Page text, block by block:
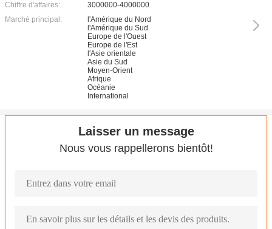
Chiffre d'affaires:
3000000-4000000
Marché principal:
l'Amérique du Nord
l'Amérique du Sud
Europe de l'Ouest
Europe de l'Est
l'Asie orientale
Asie du Sud
Moyen-Orient
Afrique
Océanie
International
Laisser un message
Nous vous rappellerons bientôt!